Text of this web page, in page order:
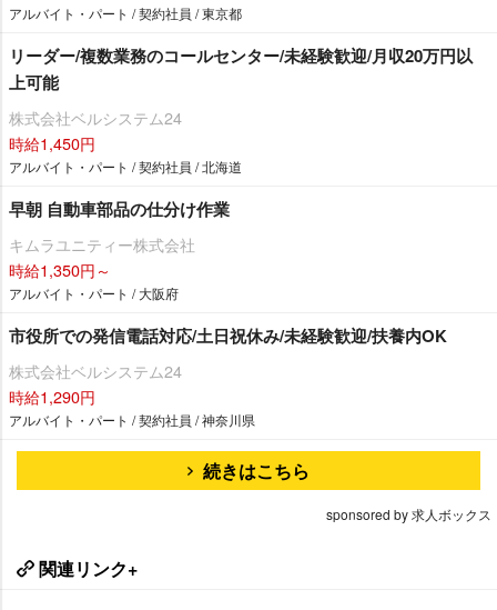
アルバイト・パート / 契約社員 / 東京都
リーダー/複数業務のコールセンター/未経験歓迎/月収20万円以
上可能
株式会社ベルシステム24
時給1,450円
アルバイト・パート / 契約社員 / 北海道
早朝 自動車部品の仕分け作業
キムラユニティー株式会社
時給1,350円～
アルバイト・パート / 大阪府
市役所での発信電話対応/土日祝休み/未経験歓迎/扶養内OK
株式会社ベルシステム24
時給1,290円
アルバイト・パート / 契約社員 / 神奈川県
続きはこちら
sponsored by 求人ボックス
関連リンク+